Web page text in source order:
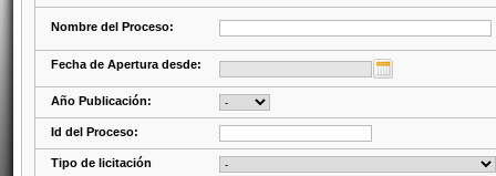
Nombre del Proceso:
Fecha de Apertura desde:
Año Publicación:
Id del Proceso:
Tipo de licitación